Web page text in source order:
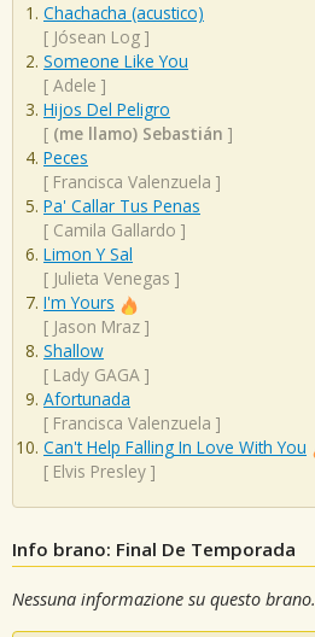
Chachacha (acustico)
[ Jósean Log ]
Someone Like You
[ Adele ]
Hijos Del Peligro
[ (me llamo) Sebastián ]
Peces
[ Francisca Valenzuela ]
Pa' Callar Tus Penas
[ Camila Gallardo ]
Limon Y Sal
[ Julieta Venegas ]
I'm Yours
[ Jason Mraz ]
Shallow
[ Lady GAGA ]
Afortunada
[ Francisca Valenzuela ]
Can't Help Falling In Love With You
[ Elvis Presley ]
Info brano: Final De Temporada
Nessuna informazione su questo brano.